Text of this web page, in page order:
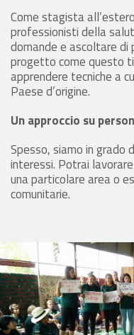
Come stagista
professionisti della
domande e ascoltare di
progetto come questo
apprendere tecniche a
Paese d’origine.
Un approccio su
Spesso, siamo in grado
interessi. Potrai
una particolare area o
comunitarie.